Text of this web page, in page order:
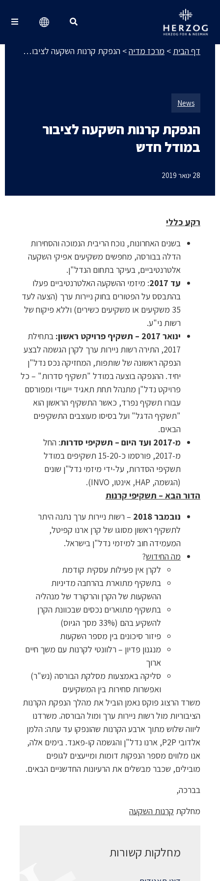
דף הבית > מרכז מדיה> הנפקת קרנות השקעה לציבור במודל חדש
News
הנפקת קרנות השקעה לציבור
במודל חדש
28 ינואר 2019
רקע כללי
בשנים האחרונות, נוכח הריבית הנמוכה והסחירות
הדלה בבורסה, מחפשים משקיעים אפיקי השקעה
אלטרנטיביים, בעיקר בתחום הנדל"ן.
עד 2017
: מיזמי ההשקעה האלטרנטיביים פעלו
בהתבסס על הפטורים בחוק ניירות ערך (הצעה לעד
35 משקיעים או משקיעים כשירים) וללא פיקוח של
רשות ני"ע.
ינואר 2017 – תשקיף פרויקט ראשון:
בתחילת
2017, התירה רשות ניירות ערך לקרן הגשמה לבצע
הנפקה ראשונה של שותפות, המחזיקה נכס נדל"ן
יחיד. ההנפקה בוצעה במודל "תשקיף סדרות" – כל
פרויקט נדל"ן מתנהל תחת תאגיד ייעודי ומפורסם
עבורו תשקיף נפרד, כאשר התשקיף הראשון הוא
"תשקיף הדגל" ועל בסיסו מעוצבים התשקיפים
הבאים.
מ-2017 ועד היום – תשקיפי סדרות
: החל
מ-2017, פורסמו כ-15-20 תשקיפים במודל
תשקיפי הסדרות, על-ידי מיזמי נדל"ן שונים
(הגשמה, HAP, אינטו, INVO
).
הדור הבא – תשקיפי קרנות
נובמבר2018 – רשות ניירות ערך נתנה היתר
לתשקיף ראשון מסוגו של קרן ארנו קפיטל,
המעמידה חוב למיזמי נדל"ן בישראל.
מה החידוש?
לקרן אין פעילות עסקית קודמת
בתשקיף מתוארת בהרחבה מדיניות
ההשקעות של הקרן והרקורד של מנהליה
בתשקיף מתוארים נכסים שבכוונת הקרן
להשקיע בהם (33% מסך הגיוס)
פיזור סיכונים בין מספר השקעות
מנגנון פדיון – רלוונטי לקרנות עם משך חיים
ארוך
סליקה באמצעות מסלקת הבורסה (נש"ר)
ואפשרות סחירות בין המשקיעים
משרד הרצוג פוקס נאמן הוביל את מהלך הנפקת הקרנות
הציבוריות מול רשות ניירות ערך ומול הבורסה. משרדנו
ליווה שלוש מתוך ארבע הקרנות שהונפקו עד עתה: הלמן
אלדובי P2P, ארנו נדל"ן והגשמה קו-פאנד. בימים אלה,
אנו מלווים מספר הנפקות דומות ומייעצים לגופים
מובילים, שכבר מבשלים את הרעיונות החדשניים הבאים.
בברכה,
מחלקת קרנות השקעה
מחלקות קשורות